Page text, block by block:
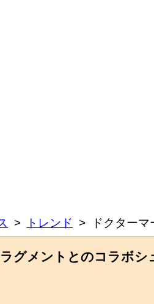
トレンド ドクター
ラグメントとのコラボ